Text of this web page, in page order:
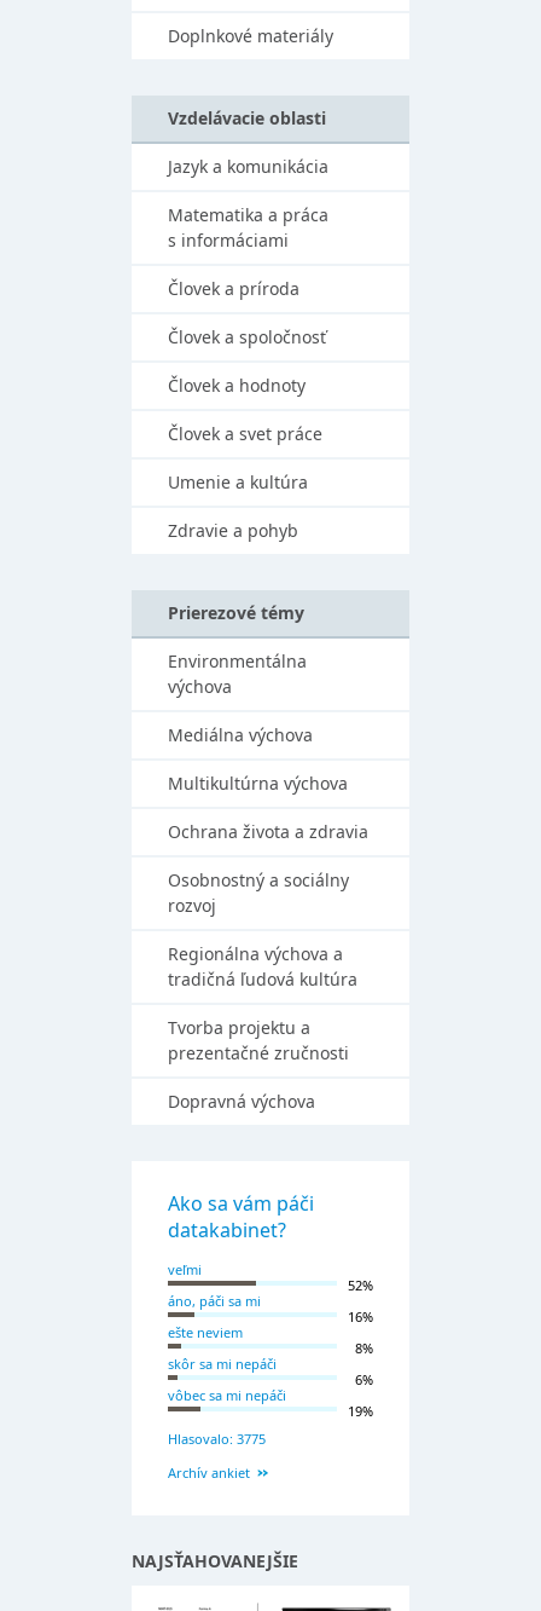
Doplnkové materiály
Vzdelávacie oblasti
Jazyk a komunikácia
Matematika a práca
s informáciami
Človek a príroda
Človek a spoločnosť
Človek a hodnoty
Človek a svet práce
Umenie a kultúra
Zdravie a pohyb
Prierezové témy
Environmentálna
výchova
Mediálna výchova
Multikultúrna výchova
Ochrana života a zdravia
Osobnostný a sociálny
rozvoj
Regionálna výchova a
tradičná ľudová kultúra
Tvorba projektu a
prezentačné zručnosti
Dopravná výchova
Ako sa vám páči
datakabinet?
veľmi
52%
áno, páči sa mi
16%
ešte neviem
8%
skôr sa mi nepáči
6%
vôbec sa mi nepáči
19%
Hlasovalo: 3775
Archív ankiet
NAJSŤAHOVANEJŠIE